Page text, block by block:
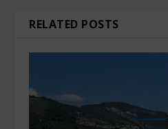
RELATED POSTS